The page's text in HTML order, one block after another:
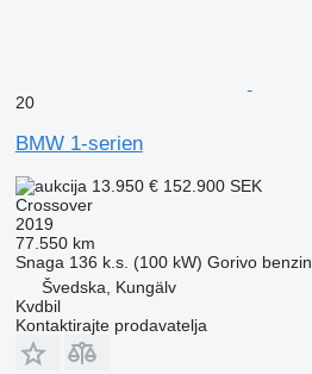
20
BMW 1-serien
13.950 € 152.900 SEK
Crossover
2019
77.550 km
Snaga 136 k.s. (100 kW) Gorivo benzin
Švedska, Kungälv
Kvdbil
Kontaktirajte prodavatelja